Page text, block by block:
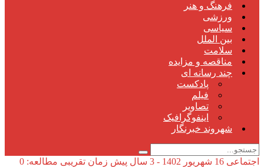
فرهنگ و هنر
ورزشی
سیاسی
بین الملل
سلامت
مناقصه و مزایده
چند رسانه ای
پادکست
فیلم
تصاویر
اینفوگرافیک
شهروند خبرنگار
اجتماعی 16 شهریور 1402 - 3 سال پیش
زمان تقریبی مطالعه: 0